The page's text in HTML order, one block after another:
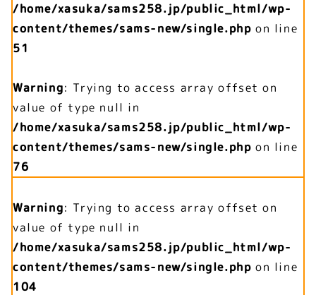
/home/xasuka/sams258.jp/public_html/wp-
content/themes/sams-new/single.php on line
51
Warning: Trying to access array offset on
value of type null in
/home/xasuka/sams258.jp/public_html/wp-
content/themes/sams-new/single.php on line
76
Warning: Trying to access array offset on
value of type null in
/home/xasuka/sams258.jp/public_html/wp-
content/themes/sams-new/single.php on line
104